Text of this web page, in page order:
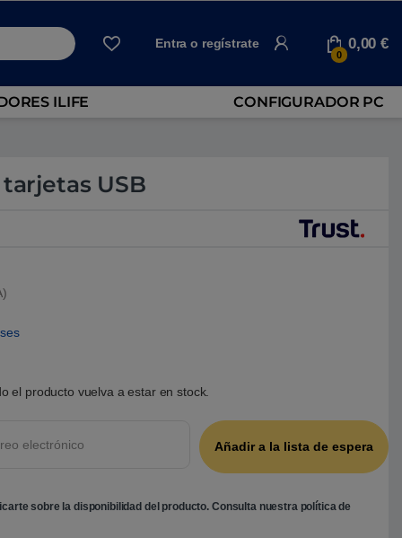
Entra o regístrate
0
0,00€
ILIFE CONFIGURADOR PC
USB
el producto vuelva a estar en stock.
sobre la disponibilidad del producto. Consulta nuestra política de